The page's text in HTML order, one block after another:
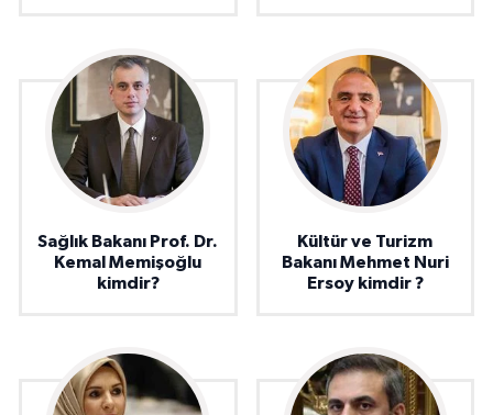
Sağlık Bakanı Prof. Dr.
Kemal Memişoğlu
kimdir?
Kültür ve Turizm
Bakanı Mehmet Nuri
Ersoy kimdir ?